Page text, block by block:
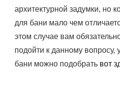
архитектурной задумки, но
для бани мало чем
этом случае вам
подойти к данному вопросу,
бани можно подобрать вот